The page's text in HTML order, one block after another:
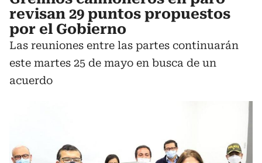
revisan 29 puntos propuestos
por el Gobierno
Las reuniones entre las partes continuarán
este martes 25 de mayo en busca de un
acuerdo